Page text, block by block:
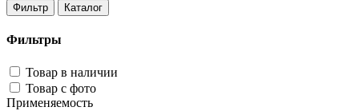
Фильтр Каталог
Фильтры
Товар в наличии
Товар с фото
Применяемость